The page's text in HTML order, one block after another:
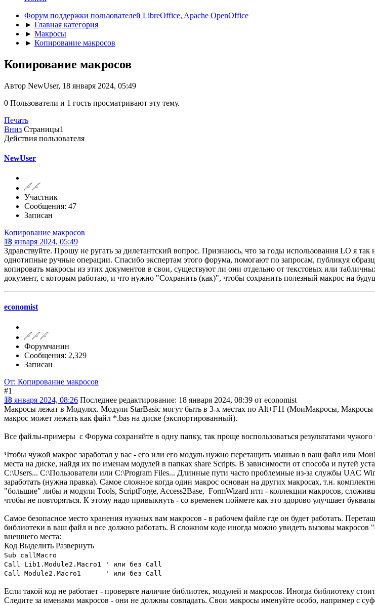
Форум поддержки пользователей LibreOffice, Apache OpenOffice
► Главная категория
► Макросы
► Копирование макросов
Копирование макросов
Автор NewUser, 18 января 2024, 05:49
0 Пользователи и 1 гость просматривают эту тему.
Печать
Вниз Страницы1
Действия пользователя
NewUser
Участник
Сообщения: 47
Записан
Копирование макросов
18 января 2024, 05:49
Здравствуйте. Прошу не ругать за дилетантский вопрос. Признаюсь, что за годы использования LO я
однотипные ручные операции. Спасибо экспертам этого форума, помогают по запросам, публикуя
копировать макросы из этих документов в свои, существуют ли они отдельно от текстовых или
документ, с которым работаю, и что нужно "Сохранить (как)", чтобы сохранить полезный макрос на
economist
Форумчанин
Сообщения: 2,329
Записан
От: Копирование макросов
#1
18 января 2024, 08:26 Последнее редактирование: 18 января 2024, 08:39 от economist
Макросы лежат в Модулях. Модули StarBasic могут быть в 3-х местах по Alt+F11 (МоиМакросы,
макрос может лежать как файл *.bas на диске (экспортированный).
Все файлы-примеры с Форума сохраняйте в одну папку, так проще воспользоваться результатами чужого
Чтобы чужой макрос заработал у вас - его или его модуль нужно перетащить мышью в ваш файл или
места на диске, найдя их по именам модулей в папках share Scripts. В зависимости от способа и путей
C:\Users... C:\Пользователи или C:\Program Files... Длинные пути часто проблемные из-за службы UAC
заработать (нужна правка). Самое сложное когда один макрос основан на других макросах, т.н.
"большие" либы и модули Tools, ScriptForge, Access2Base, FormWizard итп - коллекции макросов,
чтобы не повторяться. К этому надо привыкнуть - со временем поймете как это здорово улучшает
Самое безопасное место хранения нужных вам макросов - в рабочем файле где он будет работать.
библиотеки в ваш файл и все должно работать. В сложном коде иногда можно увидеть вызовы макросов
внешнего места:
Код Выделить Развернуть
Sub callMacro
Call Lib1.Module2.Macro1 ' или без Call
Call Module2.Macro1 ' или без Call
Если такой код не работает - проверьте наличие библиотек, модулей и макросов. Иногда библиотеку
Следите за именами макросов - они не должны совпадать. Свои макросы именуйте особо, например с